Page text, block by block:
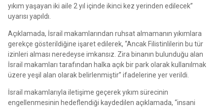
yıkım yaşayan iki aile 2 yıl içinde ikinci kez yerinden edilecek”
uyarısı yapıldı.
Açıklamada, İsrail makamlarından ruhsat almamanın yıkımlara
gerekçe gösterildiğine işaret edilerek, “Ancak Filistinlilerin bu tür
izinleri alması neredeyse imkansız. Zira binanın bulunduğu alan
İsrail makamları tarafından halka açık bir park olarak kullanılmak
üzere yeşil alan olarak belirlenmiştir” ifadelerine yer verildi.
İsrail makamlarıyla iletişime geçerek yıkım sürecinin
engellenmesinin hedeflendiği kaydedilen açıklamada, “insani